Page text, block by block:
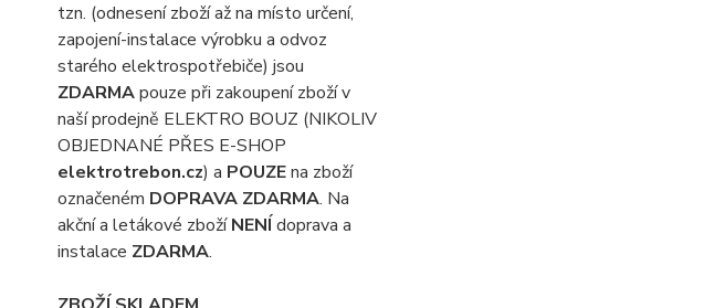
tzn. (odnesení zboží až na místo určení,
zapojení-instalace výrobku a odvoz
starého elektrospotřebiče) jsou
ZDARMApouze při zakoupení zboží v
naší prodejně ELEKTRO BOUZ (NIKOLIV
OBJEDNANÉ PŘES E-SHOP
elektrotrebon.cz) a POUZEna zboží
označeném DOPRAVA ZDARMA. Na
akční a letákové zbožíNENÍ doprava a
instalace ZDARMA.